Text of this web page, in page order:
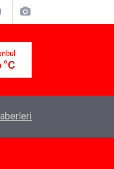
°C
App Seçenekleri